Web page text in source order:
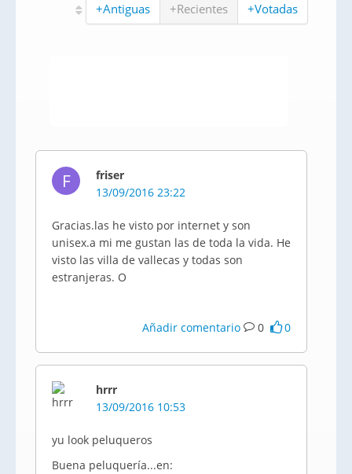
+Antiguas +Recientes +Votadas
F
friser
13/09/2016 23:22
Gracias.las he visto por internet y son
unisex.a mi me gustan las de toda la vida. He
visto las villa de vallecas y todas son
estranjeras. O
Añadir comentario 0 0
hrrr
13/09/2016 10:53
yu look peluqueros
Buena peluquería...en: